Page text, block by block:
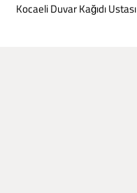
Kocaeli Duvar Kağıdı Ustası